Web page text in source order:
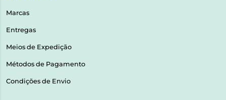
Marcas
Entregas
Meios de Expedição
Métodos de Pagamento
Condições de Envio